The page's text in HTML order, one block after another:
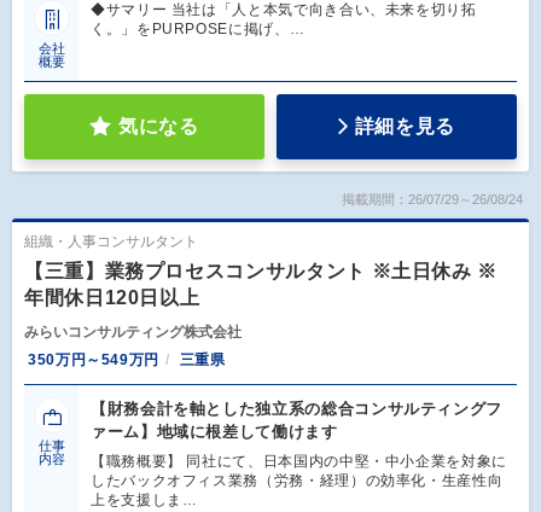
会社
概要
◆サマリー 当社は「人と本気で向き合い、未来を切り拓
く。」をPURPOSEに掲げ、…
気になる 詳細を見る
掲載期間：26/07/29～26/08/24
組織・人事コンサルタント
【三重】業務プロセスコンサルタント ※土日休み ※
年間休日120日以上
みらいコンサルティング株式会社
350万円～549万円
三重県
仕事
内容
【財務会計を軸とした独立系の総合コンサルティングフ
ァーム】地域に根差して働けます
【職務概要】 同社にて、日本国内の中堅・中小企業を対象に
したバックオフィス業務（労務・経理）の効率化・生産性向
上を支援しま…